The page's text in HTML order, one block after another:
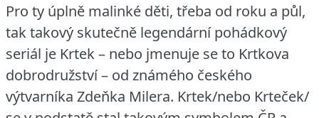
Pro ty úplně malinké děti, třeba od roku a půl,
tak takový skutečně legendární pohádkový
seriál je Krtek – nebo jmenuje se to Krtkova
dobrodružství – od známého českého
výtvarníka Zdeňka Milera. Krtek/nebo Krteček/